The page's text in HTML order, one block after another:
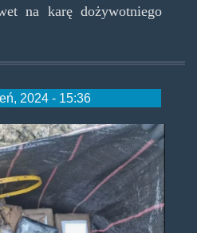
na karę dożywotniego
2024 - 15:36